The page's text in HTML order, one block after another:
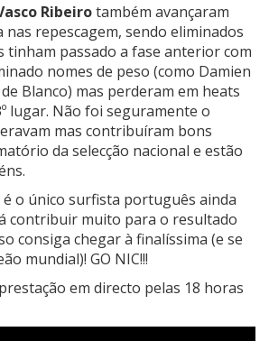
Ribeirotambém avançaram
nas repescagem, sendo eliminados
tinham passado a fase anterior com
nomes de peso (como Damien
Blanco) mas perderam em heats
lugar. Não foi seguramente o
mas contribuíram bons
da selecção nacional e estão
é o único surfista português ainda
contribuir muito para o resultado
consiga chegar à finalíssima (e se
mundial)! GO NIC!!!
em directo pelas 18 horas